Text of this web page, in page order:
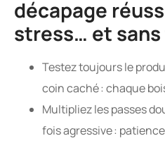
décapage
stress… et
Testez toujours le
coin caché : chaque
Multipliez les passes
fois agressive :